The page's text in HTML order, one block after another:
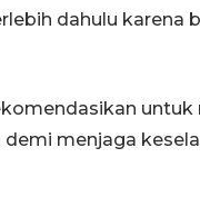
dahulu karena
menjaga